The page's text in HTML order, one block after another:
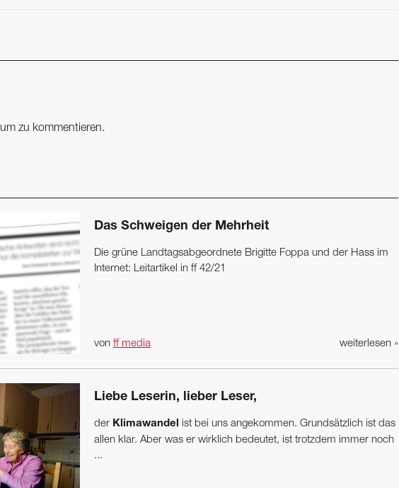
um zu kommentieren.
Das Schweigen der Mehrheit
Die grüne Landtagsabgeordnete Brigitte Foppa und der Hass im
Internet: Leitartikel in ff 42/21
weiterlesen »
von ff media
Liebe Leserin, lieber Leser,
der Klimawandel ist bei uns angekommen. Grundsätzlich ist das
allen klar. Aber was er wirklich bedeutet, ist trotzdem immer noch
...